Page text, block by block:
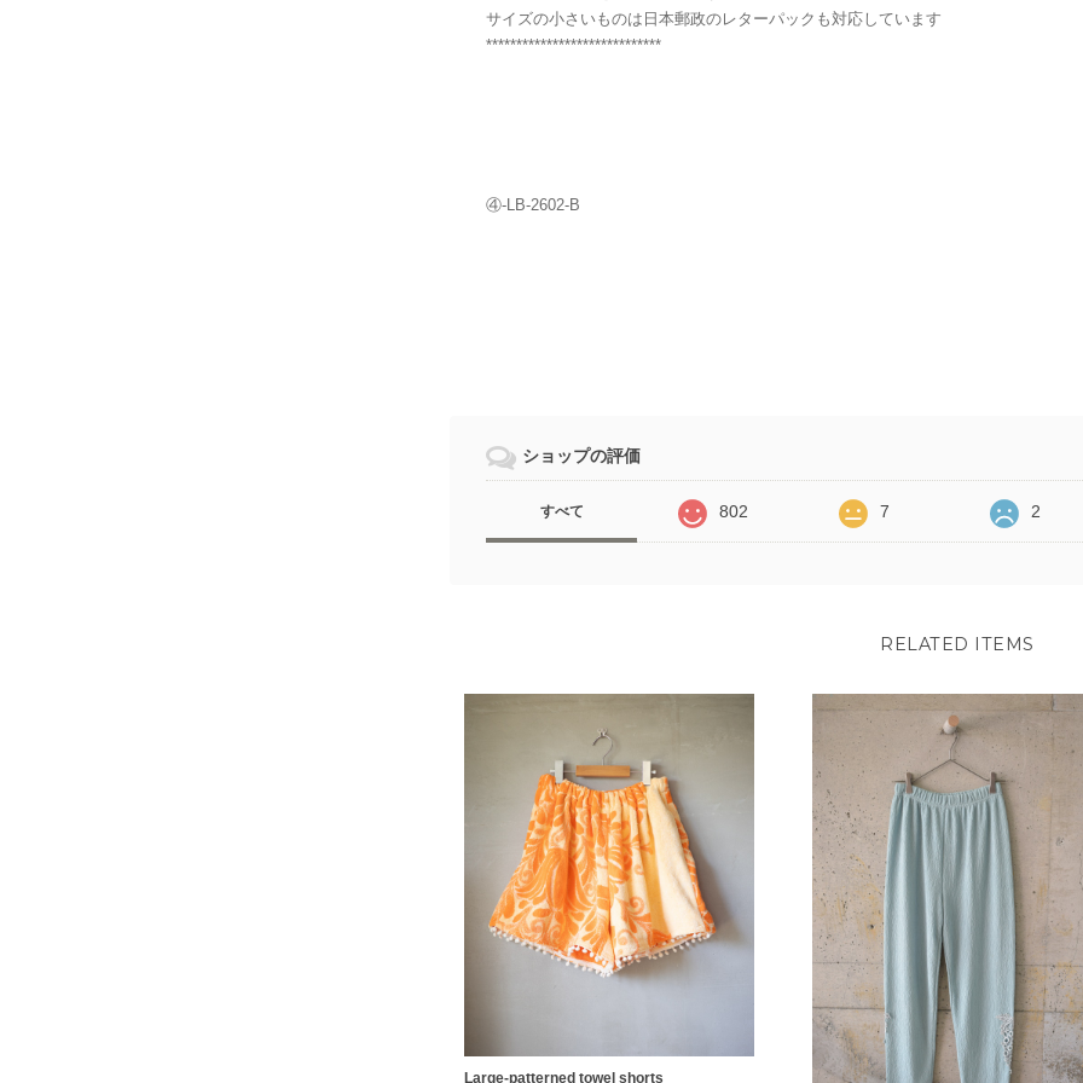
サイズの小さいものは日本郵政のレターパックも対応しています
*****************************
④-LB-2602-B
ショップの評価
すべて 802 7 2
RELATED ITEMS
Large-patterned towel shorts